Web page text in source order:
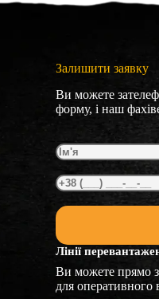
Залишити заявку
Ви можете
форму, і наш
Лінії
Ви можете прямо
для оперативного